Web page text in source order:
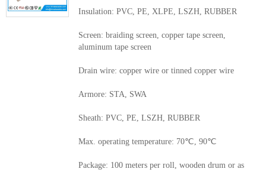
Insulation: PVC, PE, XLPE, LSZH, RUBBER
Screen: braiding screen, copper tape screen,
aluminum tape screen
Drain wire: copper wire or tinned copper wire
Armore: STA, SWA
Sheath: PVC, PE, LSZH, RUBBER
Max. operating temperature: 70℃, 90℃
Package: 100 meters per roll, wooden drum or as